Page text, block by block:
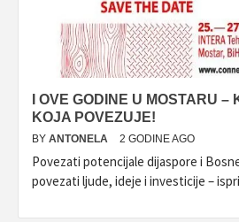
I OVE GODINE U MOSTARU
KOJA POVEZUJE!
BY ANTONELA 2 GODINE AGO
Povezati potencijale dijaspore i
povezati ljude, ideje i investicije –